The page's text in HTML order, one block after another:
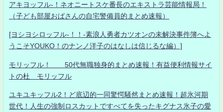
アキヨッフル-！ネオニートスケ番長のエキストラ芸能情報局！
（子ども部屋おばさんの自宅警備員的まとめ速報）
[ヨシヨシロッフル-！！-素浪人勇者カツオンの未解決事件簿へよ
うこそYOUKO！のナンノ洋子のはなしは信じるな編）]
モリッフル！ 50代無職独身的まとめ速報！有益便利情報サイ
トの杜 モリッフル
ユキユキッフル2！ど底辺的一同驚愕騒然まとめ速報！超氷河期
世代！人生の強制ロスカットですべてを失ったキグナス氷子の愛